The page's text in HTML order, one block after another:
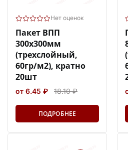
Нет оценок
Пакет ВПП
300х300мм
(трехслойный,
60гр/м2), кратно
20шт
от 6.45 ₽ 18.10 ₽
ПОДРОБНЕЕ